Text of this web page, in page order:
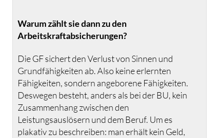
Warum zählt sie dann zu den
Arbeitskraftabsicherungen?
Die GF sichert den Verlust von Sinnen und
Grundfähigkeiten ab. Also keine erlernten
Fähigkeiten, sondern angeborene Fähigkeiten.
Deswegen besteht, anders als bei der BU, kein
Zusammenhang zwischen den
Leistungsauslösern und dem Beruf. Um es
plakativ zu beschreiben: man erhält kein Geld,